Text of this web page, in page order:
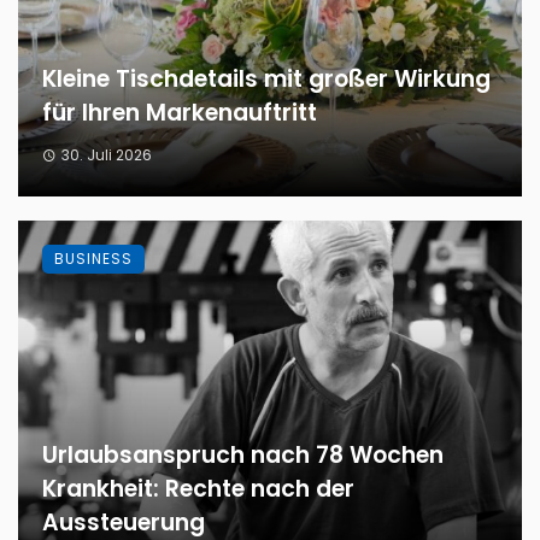
Kleine Tischdetails mit großer Wirkung
für Ihren Markenauftritt
30. Juli 2026
Urlaubsanspruch nach 78 Wochen
Krankheit: Rechte nach der
Aussteuerung
BUSINESS